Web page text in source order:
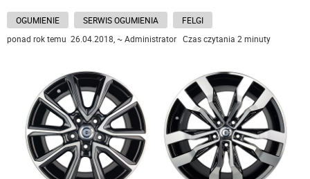
OGUMIENIE SERWIS OGUMIENIA
FELGI
ponad rok temu 26.04.2018, ~ Administrator Czas czytania 2 minuty